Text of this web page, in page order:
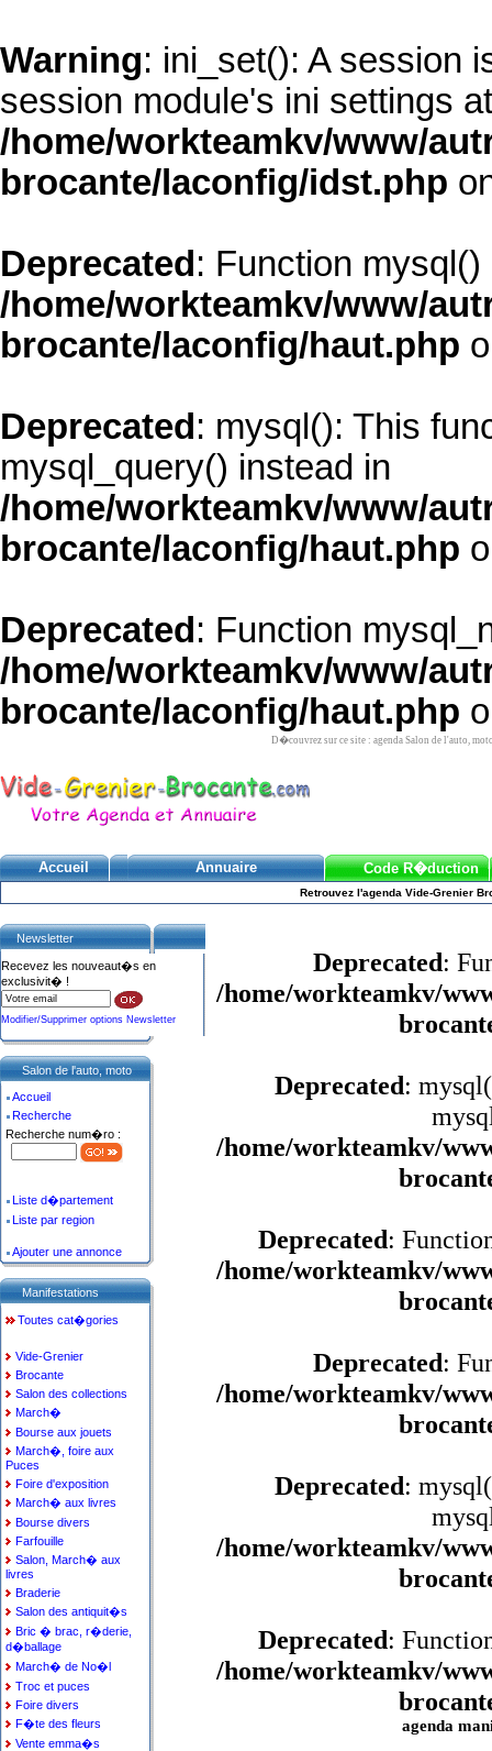
Warning: ini_set(): A session
session module's ini settings
/home/workteamkv/www/
brocante/laconfig/idst.php
Deprecated : Function
/home/workteamkv/www/
brocante/laconfig/haut.php
Deprecated : mysql(): This
mysql_query() instead in
/home/workteamkv/www/
brocante/laconfig/haut.php
Deprecated : Function
/home/workteamkv/www/
brocante/laconfig/haut.php
D�couvrez sur ce site : agenda Salon de l'auto,
Accueil Annuaire Code R�duction
Retrouvez l'agenda Vide-Grenier
Deprecated:
/home/workteamkv/
Deprecated:
/home/workteamkv/
Deprecated:
/home/workteamkv/
Deprecated:
/home/workteamkv/
Deprecated:
/home/workteamkv/
Deprecated:
/home/workteamkv/
agenda
Newsletter
Recevez les nouveaut�s en
exclusivit� !
Modifier/Supprimer options Newsletter
Salon de l'auto, moto
Accueil
Recherche
Recherche num�ro :
Liste d�partement
Liste par region
Ajouter une annonce
Manifestations
Toutes cat�gories
Vide-Grenier
Brocante
Salon des collections
March�
Bourse aux jouets
March�, foire aux
Puces
Foire d'exposition
March� aux livres
Bourse divers
Farfouille
Salon, March� aux
livres
Braderie
Salon des antiquit�s
Bric � brac, r�derie,
d�ballage
March� de No�l
Troc et puces
Foire divers
F�te des fleurs
Vente emma�s